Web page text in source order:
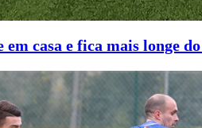
em casa e fica mais longe